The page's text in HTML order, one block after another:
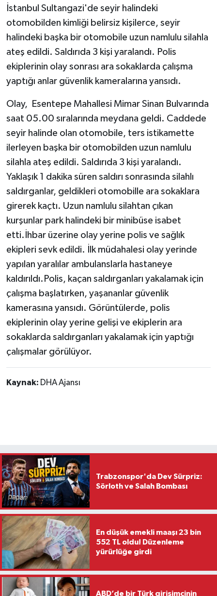
İstanbul Sultangazi'de seyir halindeki
otomobilden kimliği belirsiz kişilerce, seyir
halindeki başka bir otomobile uzun namlulu silahla
ateş edildi. Saldırıda 3 kişi yaralandı. Polis
ekiplerinin olay sonrası ara sokaklarda çalışma
yaptığı anlar güvenlik kameralarına yansıdı.
Olay, Esentepe Mahallesi Mimar Sinan Bulvarında
saat 05.00 sıralarında meydana geldi. Caddede
seyir halinde olan otomobile, ters istikamette
ilerleyen başka bir otomobilden uzun namlulu
silahla ateş edildi. Saldırıda 3 kişi yaralandı.
Yaklaşık 1 dakika süren saldırı sonrasında silahlı
saldırganlar, geldikleri otomobille ara sokaklara
girerek kaçtı. Uzun namlulu silahtan çıkan
kurşunlar park halindeki bir minibüse isabet
etti.İhbar üzerine olay yerine polis ve sağlık
ekipleri sevk edildi. İlk müdahalesi olay yerinde
yapılan yaralılar ambulanslarla hastaneye
kaldırıldı.Polis, kaçan saldırganları yakalamak için
çalışma başlatırken, yaşananlar güvenlik
kamerasına yansıdı. Görüntülerde, polis
ekiplerinin olay yerine gelişi ve ekiplerin ara
sokaklarda saldırganları yakalamak için yaptığı
çalışmalar görülüyor.
Kaynak: DHA Ajansı
Trabzonspor'da Dev Sürpriz:
Sörloth ve Salah Bombası
En düşük emekli maaşı 23 bin
552 TL oldu! Düzenleme
yürürlüğe girdi
ABD’de bir Türk girişimcinin